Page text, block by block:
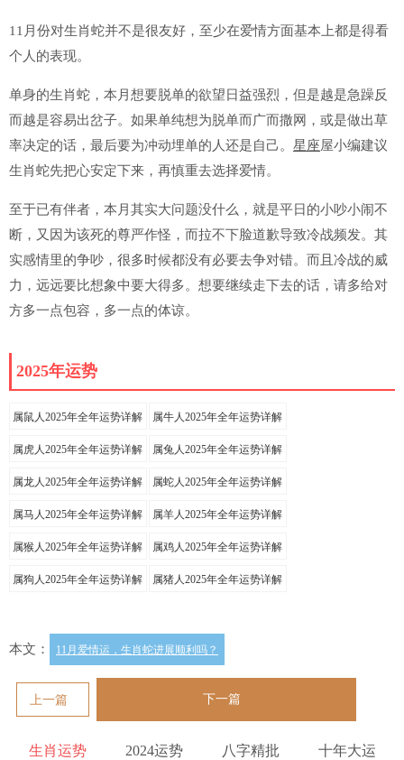
11月份对生肖蛇并不是很友好，至少在爱情方面基本上都是得看
个人的表现。
单身的生肖蛇，本月想要脱单的欲望日益强烈，但是越是急躁反
而越是容易出岔子。如果单纯想为脱单而广而撒网，或是做出草
率决定的话，最后要为冲动埋单的人还是自己。 星座屋小编建议
生肖蛇先把心安定下来，再慎重去选择爱情。
至于已有伴者，本月其实大问题没什么，就是平日的小吵小闹不
断，又因为该死的尊严作怪，而拉不下脸道歉导致冷战频发。其
实感情里的争吵，很多时候都没有必要去争对错。而且冷战的威
力，远远要比想象中要大得多。想要继续走下去的话，请多给对
方多一点包容，多一点的体谅。
2025年运势
属鼠人2025年全年运势详解 属牛人2025年全年运势详解
属虎人2025年全年运势详解 属兔人2025年全年运势详解
属龙人2025年全年运势详解 属蛇人2025年全年运势详解
属马人2025年全年运势详解 属羊人2025年全年运势详解
属猴人2025年全年运势详解 属鸡人2025年全年运势详解
属狗人2025年全年运势详解 属猪人2025年全年运势详解
本文： 11月爱情运，生肖蛇进展顺利吗？
上一篇 下一篇
生肖运势 2024运势 八字精批 十年大运